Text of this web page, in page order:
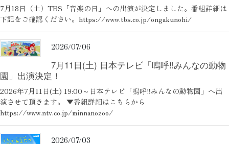
7月18日（土）TBS「音楽の日」への出演が決定しました。番組詳細は
下記をご確認ください。https://www.tbs.co.jp/ongakunohi/
2026/07/06
7月11日(土) 日本テレビ「嗚呼‼みんなの動物
園」出演決定！
2026年7月11日(土) 19:00～日本テレビ「嗚呼‼みんなの動物園」へ出
演させて頂きます。 ▼番組詳細はこちらから
https://www.ntv.co.jp/minnanozoo/
2026/07/03
すべてにおいて無断で転載、加工等を行うことを禁じます。